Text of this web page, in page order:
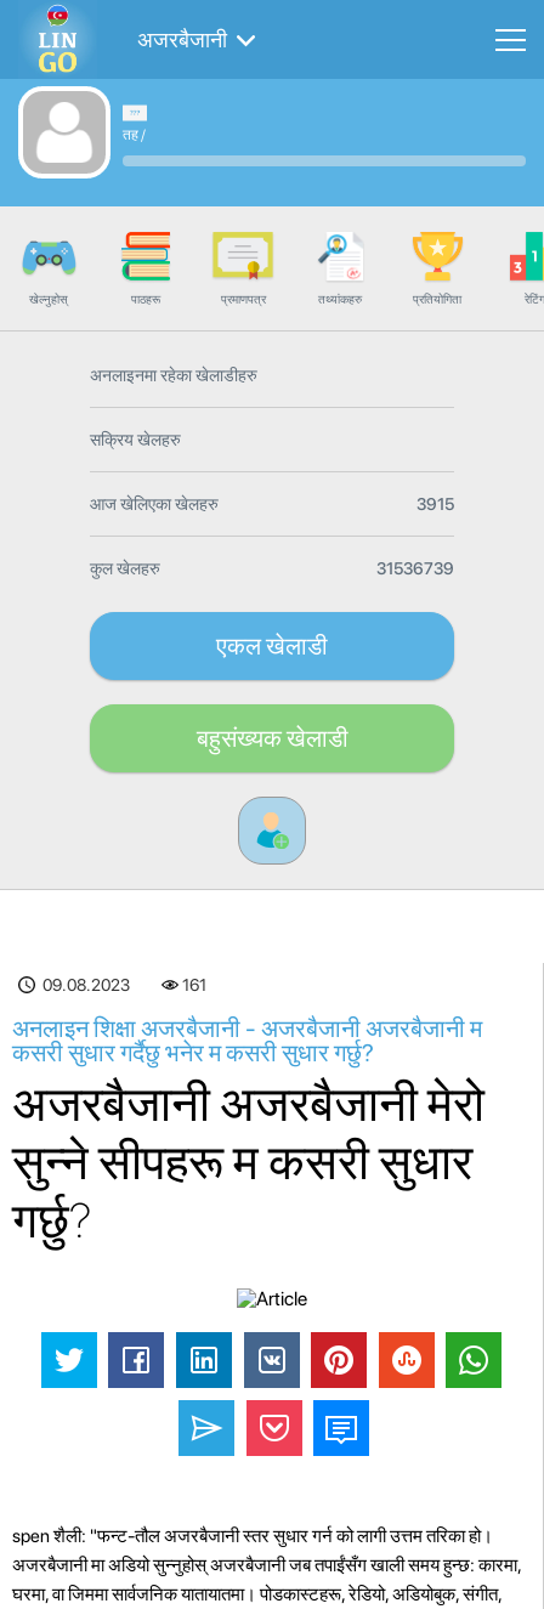
अजरबैजानी
तह/
खेल्नुहोस् पाठहरू प्रमाणपत्र तथ्यांकहरु प्रतियोगिता रेटिंग
अनलाइनमा रहेका खेलाडीहरु
सक्रिय खेलहरु
आज खेलिएका खेलहरु 3915
कुल खेलहरु 31536739
एकल खेलाडी
बहुसंख्यक खेलाडी
09.08.2023 161
अनलाइन शिक्षा अजरबैजानी - अजरबैजानी अजरबैजानी म
कसरी सुधार गर्दैछु भनेर म कसरी सुधार गर्छु?
अजरबैजानी अजरबैजानी मेरो
सुन्ने सीपहरू म कसरी सुधार
गर्छु?
spen शैली: "फन्ट-तौल अजरबैजानी स्तर सुधार गर्न को लागी उत्तम तरिका हो।
अजरबैजानी मा अडियो सुन्नुहोस् अजरबैजानी जब तपाईंसँग खाली समय हुन्छ: कारमा,
घरमा, वा जिममा सार्वजनिक यातायातमा। पोडकास्टहरू, रेडियो, अडियोबुक, संगीत,